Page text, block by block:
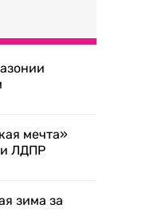
мечта»
и ЛДПР
зима за